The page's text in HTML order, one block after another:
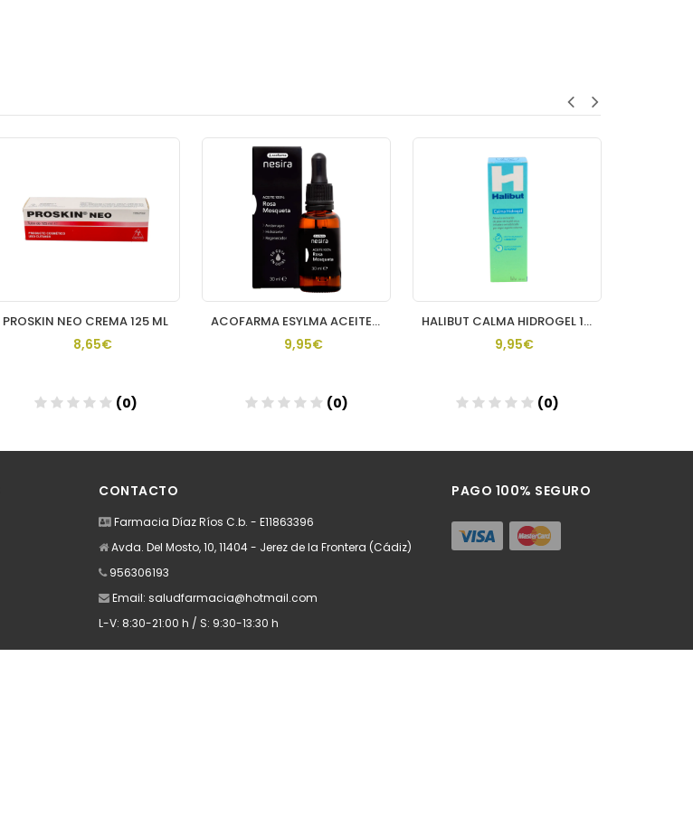
PROSKIN NEO CREMA 125 ML
8,65€
(0)
ACOFARMA ESYLMA ACEITE ROSA MOSQUETA 100 % 1 ENVASE 30 ML
9,95€
(0)
HALIBUT CALMA HIDROGEL 1 ENVASE 50 ML
9,95€
(0)
CONTACTO
Farmacia Díaz Ríos C.b. - E11863396
Avda. Del Mosto, 10, 11404 - Jerez de la Frontera (Cádiz)
956306193
Email: saludfarmacia@hotmail.com
L-V: 8:30-21:00 h / S: 9:30-13:30 h
PAGO 100% SEGURO